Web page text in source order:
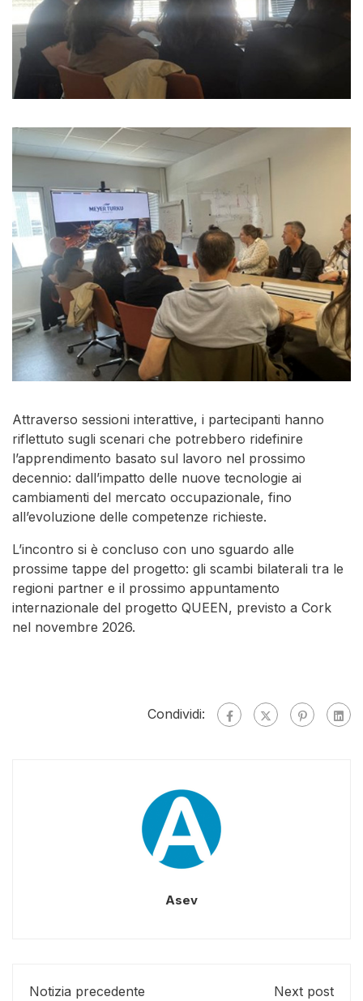
Attraverso sessioni interattive, i partecipanti hanno
riflettuto sugli scenari che potrebbero ridefinire
l’apprendimento basato sul lavoro nel prossimo
decennio: dall’impatto delle nuove tecnologie ai
cambiamenti del mercato occupazionale, fino
all’evoluzione delle competenze richieste.
L’incontro si è concluso con uno sguardo alle
prossime tappe del progetto: gli scambi bilaterali tra le
regioni partner e il prossimo appuntamento
internazionale del progetto QUEEN, previsto a Cork
nel novembre 2026.
Condividi:
Asev
Notizia precedente
Next post